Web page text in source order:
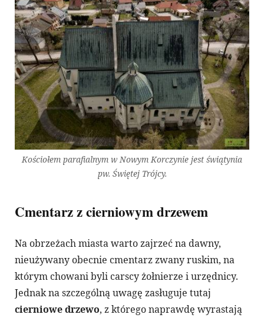
Kościołem parafialnym w Nowym Korczynie jest świątynia
pw. Świętej Trójcy.
Cmentarz z cierniowym drzewem
Na obrzeżach miasta warto zajrzeć na dawny,
nieużywany obecnie cmentarz zwany ruskim, na
którym chowani byli carscy żołnierze i urzędnicy.
Jednak na szczególną uwagę zasługuje tutaj
cierniowe drzewo, z którego naprawdę wyrastają